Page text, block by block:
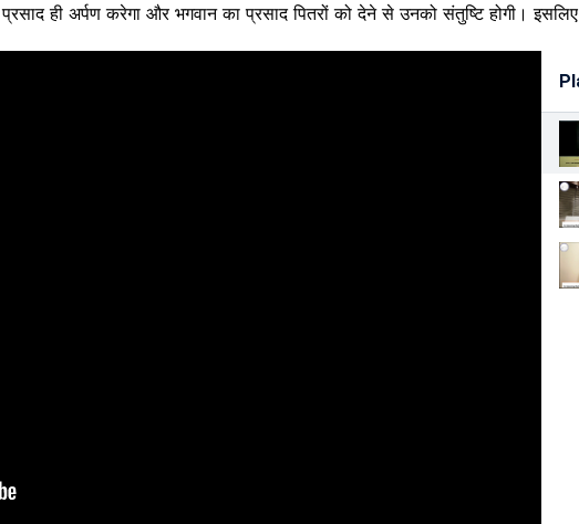
ही अर्पण करेगा और भगवान का प्रसाद पितरों को देने से उनको संतुष्टि होगी। इसलिए